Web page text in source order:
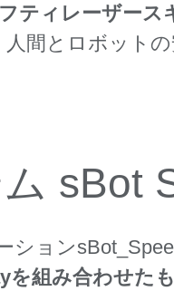
ティレーザース
間とロボット
sBot
ョン
組み合わせたも